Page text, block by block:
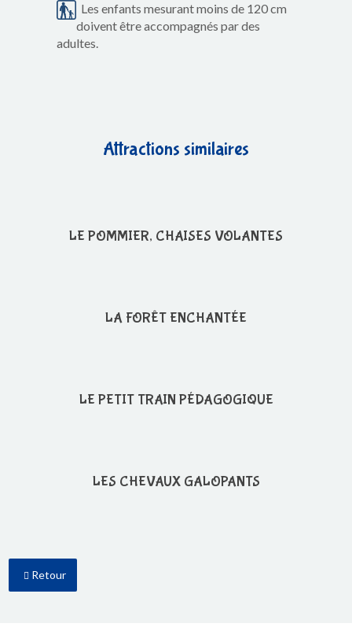
Les enfants mesurant moins de 120 cm
doivent être accompagnés par des
adultes.
Attractions similaires
LE POMMIER, CHAISES VOLANTES
LA FORÊT ENCHANTÉE
LE PETIT TRAIN PÉDAGOGIQUE
LES CHEVAUX GALOPANTS
Retour